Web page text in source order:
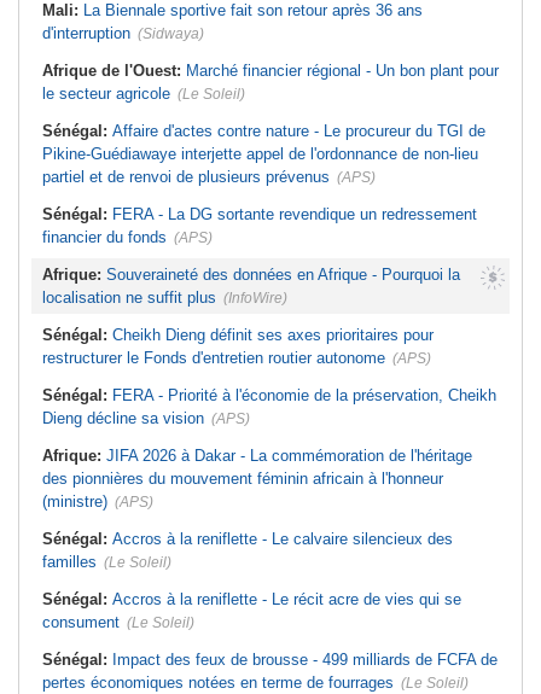
Mali: La Biennale sportive fait son retour après 36 ans
d'interruption (Sidwaya)
Afrique de l'Ouest: Marché financier régional - Un bon plant pour
le secteur agricole (Le Soleil)
Sénégal: Affaire d'actes contre nature - Le procureur du TGI de
Pikine-Guédiawaye interjette appel de l'ordonnance de non-lieu
partiel et de renvoi de plusieurs prévenus (APS)
Sénégal: FERA - La DG sortante revendique un redressement
financier du fonds (APS)
Afrique: Souveraineté des données en Afrique - Pourquoi la
localisation ne suffit plus (InfoWire)
Sénégal: Cheikh Dieng définit ses axes prioritaires pour
restructurer le Fonds d'entretien routier autonome (APS)
Sénégal: FERA - Priorité à l'économie de la préservation, Cheikh
Dieng décline sa vision (APS)
Afrique: JIFA 2026 à Dakar - La commémoration de l'héritage
des pionnières du mouvement féminin africain à l'honneur
(ministre) (APS)
Sénégal: Accros à la reniflette - Le calvaire silencieux des
familles (Le Soleil)
Sénégal: Accros à la reniflette - Le récit acre de vies qui se
consument (Le Soleil)
Sénégal: Impact des feux de brousse - 499 milliards de FCFA de
pertes économiques notées en terme de fourrages (Le Soleil)